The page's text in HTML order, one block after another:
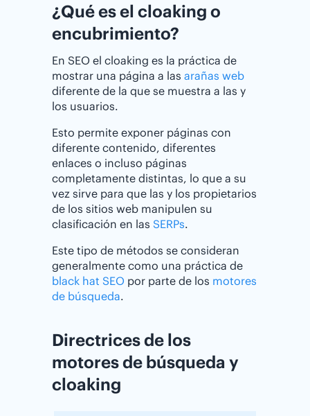
¿Qué es el cloaking o
encubrimiento?
En SEO el cloaking es la práctica de
mostrar una página a las arañas web
diferente de la que se muestra a las y
los usuarios.
Esto permite exponer páginas con
diferente contenido, diferentes
enlaces o incluso páginas
completamente distintas, lo que a su
vez sirve para que las y los propietarios
de los sitios web manipulen su
clasificación en las SERPs.
Este tipo de métodos se consideran
generalmente como una práctica de
black hat SEO por parte de los motores
de búsqueda.
Directrices de los
motores de búsqueda y
cloaking